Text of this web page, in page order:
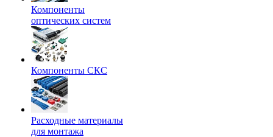
Компоненты
оптических систем
Компоненты СКС
Расходные материалы
для монтажа